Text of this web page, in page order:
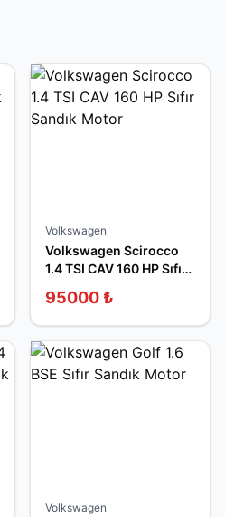
Volkswagen
Volkswagen Scirocco
1.4 TSI CAV 160 HP Sıfır
95000 ₺
Volkswagen